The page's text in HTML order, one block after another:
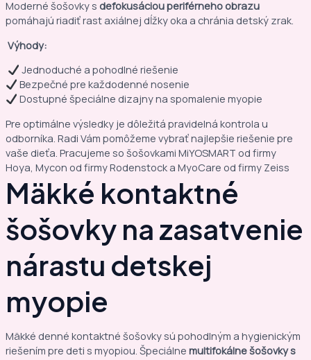
Moderné šošovky s defokusáciou periférneho obrazu
pomáhajú riadiť rast axiálnej dĺžky oka a chránia detský zrak.
Výhody:
Jednoduché a pohodlné riešenie
Bezpečné pre každodenné nosenie
Dostupné špeciálne dizajny na spomalenie myopie
Pre optimálne výsledky je dôležitá pravidelná kontrola u
odborníka. Radi Vám pomôžeme vybrať najlepšie riešenie pre
vaše dieťa. Pracujeme so šošovkami MiYOSMART od firmy
Hoya, Mycon od firmy Rodenstock a MyoCare od firmy Zeiss
Mäkké kontaktné
šošovky na zasatvenie
nárastu detskej
myopie
Mäkké denné kontaktné šošovky sú pohodlným a hygienickým
riešením pre deti s myopiou. Špeciálne multifokálne šošovky s